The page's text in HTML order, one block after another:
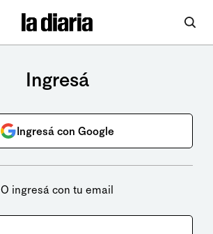
Ingresá
Ingresá con Google
O ingresá con tu email